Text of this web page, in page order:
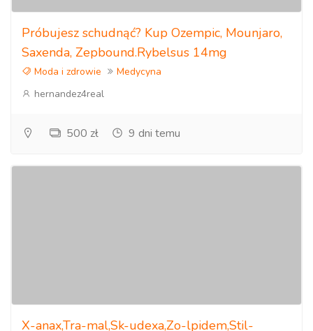
Próbujesz schudnąć? Kup Ozempic, Mounjaro,
Saxenda, Zepbound.Rybelsus 14mg
Moda i zdrowie
Medycyna
hernandez4real
500 zł 9 dni temu
X-anax,Tra-mal,Sk-udexa,Zo-lpidem,Stil-